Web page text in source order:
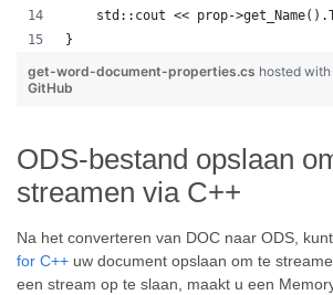
std::cout << prop-
}
get-word-document-properties.cs hosted
GitHub
ODS-bestand opslaan
streamen via C++
Na het converteren van DOC naar ODS,
for C++ uw document opslaan om te
een stream op te slaan, maakt u een